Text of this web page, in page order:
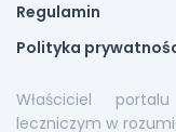
Regulamin
Polityka
Właściciel
leczniczym w